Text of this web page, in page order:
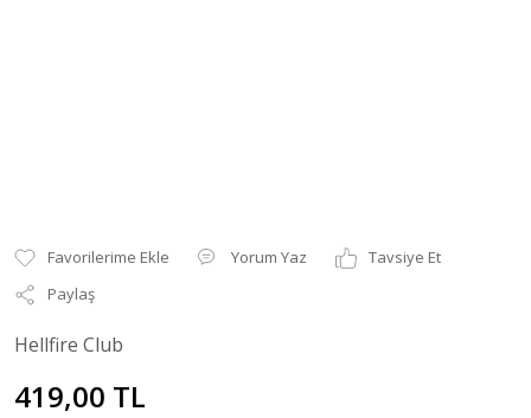
Yorum Yaz
Tavsiye Et
Paylaş
Hellfire Club
419,00 TL